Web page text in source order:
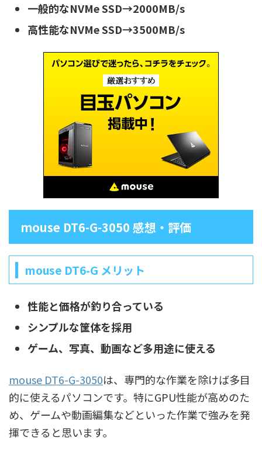
一般的なNVMe SSD→2000MB/s
高性能なNVMe SSD→3500MB/s
mouse DT6-G-3050 感想・評価
mouse DT6-G メリット
性能と価格が釣り合っている
シンプルな筐体を採用
ゲーム、写真、動画など多用途に使える
mouse DT6-G-3050は、専門的な作業を除けば多目
的に使えるパソコンです。特にGPU性能が高めのた
め、ゲームや動画編集などといった作業で強みを発
揮できると思います。